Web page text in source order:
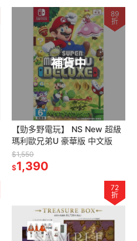
補貨中
89
折
【勁多野電玩】 NS New 超級
瑪利歐兄弟U 豪華版 中文版
$1,550
$1,390
72
折